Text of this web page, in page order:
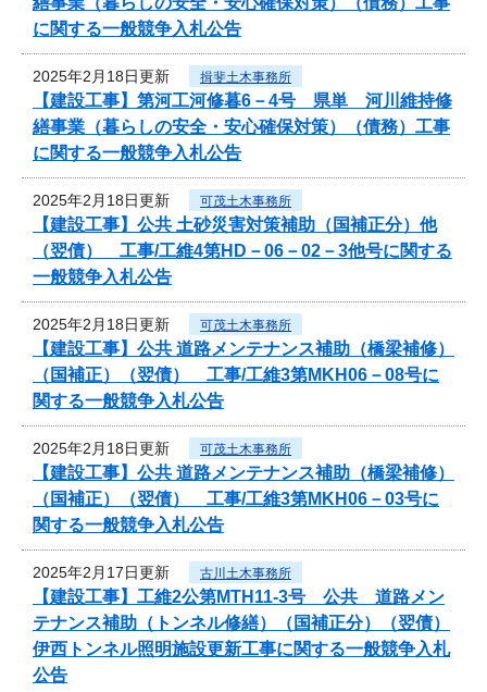
に関する一般競争入札公告
2025年2月18日更新 揖斐土木事務所
【建設工事】第河工河修暮6－4号 県単 河川維持修
繕事業（暮らしの安全・安心確保対策）（債務）工事
に関する一般競争入札公告
2025年2月18日更新 可茂土木事務所
【建設工事】公共 土砂災害対策補助（国補正分）他
（翌債） 工事/工維4第HD－06－02－3他号に関する
一般競争入札公告
2025年2月18日更新 可茂土木事務所
【建設工事】公共 道路メンテナンス補助（橋梁補修）
（国補正）（翌債） 工事/工維3第MKH06－08号に
関する一般競争入札公告
2025年2月18日更新 可茂土木事務所
【建設工事】公共 道路メンテナンス補助（橋梁補修）
（国補正）（翌債） 工事/工維3第MKH06－03号に
関する一般競争入札公告
2025年2月17日更新 古川土木事務所
【建設工事】工維2公第MTH11-3号 公共 道路メン
テナンス補助（トンネル修繕）（国補正分）（翌債）
伊西トンネル照明施設更新工事に関する一般競争入札
公告